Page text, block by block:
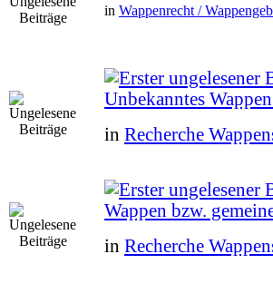
in Wappenrecht /
Unbekanntes
in Recherche
Wappen bzw.
in Recherche